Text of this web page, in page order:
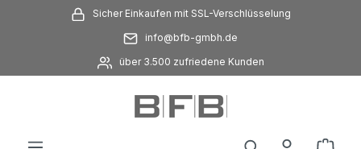
Zum Hauptinhalt springenSicher Einkaufen mit SSL-Verschlüsselung
info@bfb-gmbh.de
über 3.500 zufriedene Kunden